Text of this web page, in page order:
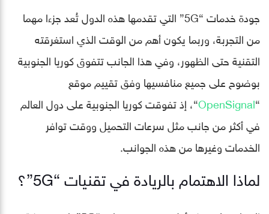
جودة خدمات “5G” التي تقدمها هذه الدول تُعد جزءا مهما
من التجربة، وربما يكون أهم من الوقت الذي استغرقته
التقنية حتى الظهور، وفي هذا الجانب تتفوق كوريا الجنوبية
بوضوح على جميع منافسيها وفق تقييم موقع
“
OpenSignal“، إذ تفوقت كوريا الجنوبية على دول العالم
في أكثر من جانب مثل سرعات التحميل ووقت توافر
الخدمات وغيرها من هذه الجوانب.
لماذا الاهتمام بالريادة في تقنيات “5G”؟